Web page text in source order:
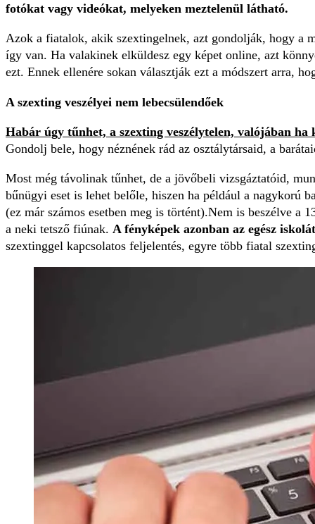
fotókat vagy videókat, melyeken meztelenül látható.
Azok a fiatalok, akik szextingelnek, azt gondolják, hogy a
így van. Ha valakinek elküldesz egy képet online, azt
ezt. Ennek ellenére sokan választják ezt a módszert arra,
A szexting veszélyei nem lebecsülendőek
Habár úgy tűnhet, a szexting veszélytelen, valójában
Gondolj bele, hogy néznének rád az osztálytársaid, a
Most még távolinak tűnhet, de a jövőbeli vizsgáztatóid,
bűnügyi eset is lehet belőle, hiszen ha például a nagykorú
(ez már számos esetben meg is történt).Nem is beszélve a
a neki tetsző fiúnak. A fényképek azonban az egész
szextinggel kapcsolatos feljelentés, egyre több fiatal